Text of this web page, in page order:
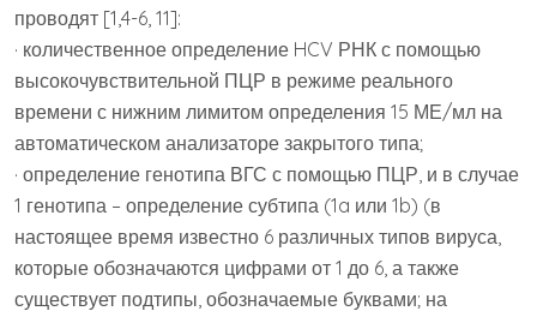
проводят [1,4-6, 11]:
· количественное определение HCV РНК с помощью
высокочувствительной ПЦР в режиме реального
времени с нижним лимитом определения 15 МЕ/мл на
автоматическом анализаторе закрытого типа;
· определение генотипа ВГС с помощью ПЦР, и в случае
1 генотипа – определение субтипа (1a или 1b) (в
настоящее время известно 6 различных типов вируса,
которые обозначаются цифрами от 1 до 6, а также
существует подтипы, обозначаемые буквами; на